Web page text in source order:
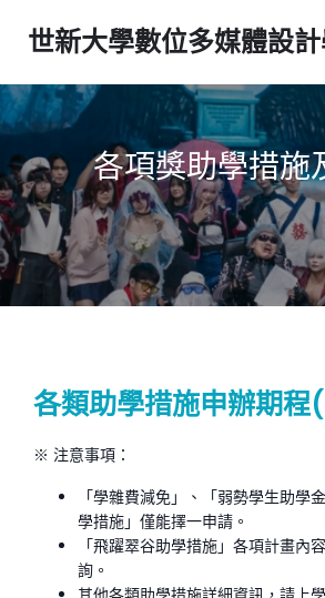
世新大學數位多媒體設
各項獎助學措施
各類助學措施申辦期程
※ 注意事項：
「學雜費減免」、「弱勢學生助學
學措施」僅能擇一申請。
「飛躍翠谷助學措施」各項計畫內
詢。